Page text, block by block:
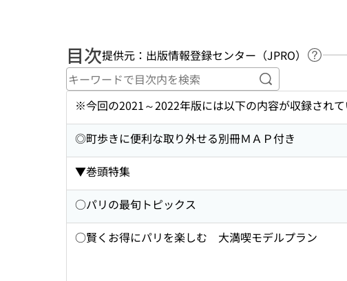
目次提供元：出版情報登録センター（JPRO）
ヘル
キーワードで目
※今回の2021～2022年版には以下の内容が収録されて
◎町歩きに便利な取り外せる別冊ＭＡＰ付き
▼巻頭特集
○パリの最旬トピックス
○賢くお得にパリを楽しむ 大満喫モデルプラン